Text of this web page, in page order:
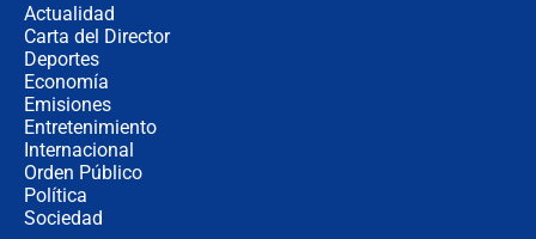
Actualidad
Carta del Director
Deportes
Economía
Emisiones
Entretenimiento
Internacional
Orden Público
Política
Sociedad